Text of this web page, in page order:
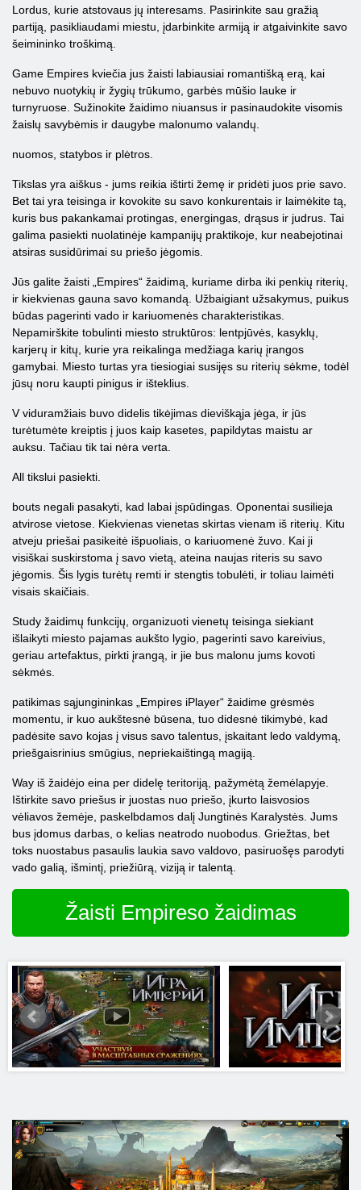
Lordus, kurie atstovaus jų interesams. Pasirinkite sau gražią
partiją, pasikliaudami miestu, įdarbinkite armiją ir atgaivinkite savo
šeimininko troškimą.
Game Empires kviečia jus žaisti labiausiai romantišką erą, kai
nebuvo nuotykių ir žygių trūkumo, garbės mūšio lauke ir
turnyruose. Sužinokite žaidimo niuansus ir pasinaudokite visomis
žaislų savybėmis ir daugybe malonumo valandų.
nuomos, statybos ir plėtros.
Tikslas yra aiškus - jums reikia ištirti žemę ir pridėti juos prie savo.
Bet tai yra teisinga ir kovokite su savo konkurentais ir laimėkite tą,
kuris bus pakankamai protingas, energingas, drąsus ir judrus. Tai
galima pasiekti nuolatinėje kampanijų praktikoje, kur neabejotinai
atsiras susidūrimai su priešo jėgomis.
Jūs galite žaisti „Empires“ žaidimą, kuriame dirba iki penkių riterių,
ir kiekvienas gauna savo komandą. Užbaigiant užsakymus, puikus
būdas pagerinti vado ir kariuomenės charakteristikas.
Nepamirškite tobulinti miesto struktūros: lentpjūvės, kasyklų,
karjerų ir kitų, kurie yra reikalinga medžiaga karių įrangos
gamybai. Miesto turtas yra tiesiogiai susijęs su riterių sėkme, todėl
jūsų noru kaupti pinigus ir išteklius.
V viduramžiais buvo didelis tikėjimas dieviškąja jėga, ir jūs
turėtumėte kreiptis į juos kaip kasetes, papildytas maistu ar
auksu. Tačiau tik tai nėra verta.
All tikslui pasiekti.
bouts negali pasakyti, kad labai įspūdingas. Oponentai susilieja
atvirose vietose. Kiekvienas vienetas skirtas vienam iš riterių. Kitu
atveju priešai pasikeitė išpuoliais, o kariuomenė žuvo. Kai ji
visiškai suskirstoma į savo vietą, ateina naujas riteris su savo
jėgomis. Šis lygis turėtų remti ir stengtis tobulėti, ir toliau laimėti
visais skaičiais.
Study žaidimų funkcijų, organizuoti vienetų teisinga siekiant
išlaikyti miesto pajamas aukšto lygio, pagerinti savo kareivius,
geriau artefaktus, pirkti įrangą, ir jie bus malonu jums kovoti
sėkmės.
patikimas sąjungininkas „Empires iPlayer“ žaidime grėsmės
momentu, ir kuo aukštesnė būsena, tuo didesnė tikimybė, kad
padėsite savo kojas į visus savo talentus, įskaitant ledo valdymą,
priešgaisrinius smūgius, nepriekaištingą magiją.
Way iš žaidėjo eina per didelę teritoriją, pažymėtą žemėlapyje.
Ištirkite savo priešus ir juostas nuo priešo, įkurto laisvosios
vėliavos žemėje, paskelbdamos dalį Jungtinės Karalystės. Jums
bus įdomus darbas, o kelias neatrodo nuobodus. Griežtas, bet
toks nuostabus pasaulis laukia savo valdovo, pasiruošęs parodyti
vado galią, išmintį, priežiūrą, viziją ir talentą.
Žaisti Empireso žaidimas